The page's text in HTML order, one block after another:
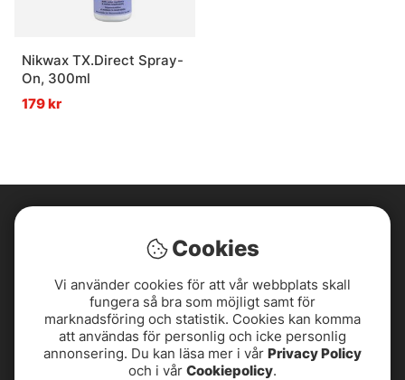
Nikwax TX.Direct Spray-
On, 300ml
179 kr
Cookies
Vi använder cookies för att vår webbplats skall
fungera så bra som möjligt samt för
marknadsföring och statistik. Cookies kan komma
att användas för personlig och icke personlig
annonsering. Du kan läsa mer i vår Privacy Policy
och i vår Cookiepolicy.